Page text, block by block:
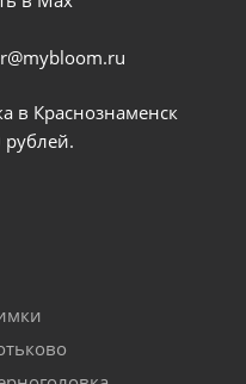
в Краснознаменск
рублей.